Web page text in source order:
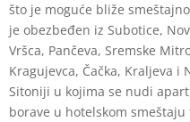
što je moguće bliže
je obezbeđen iz Subotice,
Vršca, Pančeva, Sremske
Kragujevca, Čačka, Kraljeva i
Sitoniji u kojima se nudi
borave u hotelskom smeštaju